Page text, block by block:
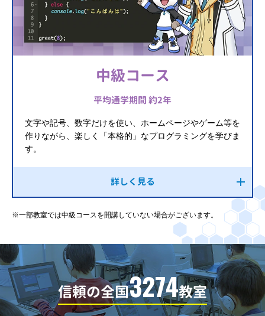
中級コース
平均通学期間 約2年
文字や記号、数字だけを使い、ホームページやゲーム等を
作りながら、楽しく「本格的」なプログラミングを学びま
す。
詳しく見る
※一部教室では中級コースを開講していない場合がございます。
信頼の全国3274教室